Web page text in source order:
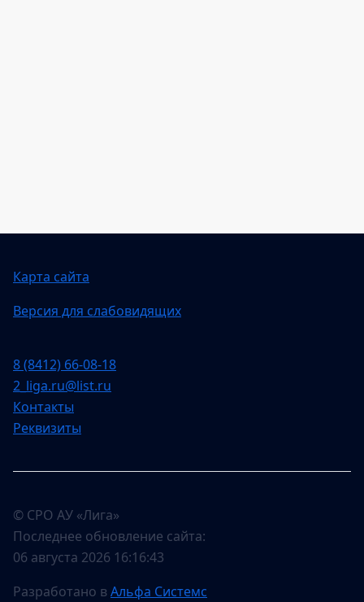
Карта сайта
Версия для слабовидящих
8 (8412) 66-08-18
2_liga.ru@list.ru
Контакты
Реквизиты
© СРО АУ «Лига»
Последнее обновление сайта:
06 августа 2026 16:16:43
Разработано вАльфа Системс